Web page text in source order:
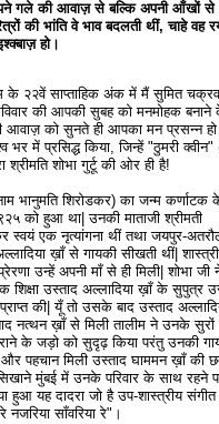
गले की आवाज़ से बल्कि अपनी आँखों से
की भांति वे भाव बदलती थीं, चाहे वह
हो।
के २२वें साप्ताहिक अंक में मैं सुमित
की आपकी सुबह को मनमोहक बनाने
आवाज़ को सुनते ही आपका मन प्रसन्न हो
भर में प्रसिद्ध किया, जिन्हें "ठुमरी
श्रीमति शोभा गुर्टू की ओर ही है!
भानुमति शिरोडकर) का जन्म कर्णाटक
को हुआ था| उनकी माताजी श्रीमती
स्वयं एक नृत्यांगना थीं तथा जयपुर-
ख़ाँ से गायकी सीखती थीं|
उन्हें अपनी माँ से ही मिली| शोभा जी
शिक्षा उस्ताद अल्लादिया ख़ाँ के सुपुत्र
की| यूँ तो उसके बाद उस्ताद
नत्थन ख़ाँ से मिली तालीम ने उनके सुरों
के जड़ो को सुदृढ़ किया परंतु उनकी
पहचान मिली उस्ताद घाममन ख़ाँ की
मुंबई में उनके परिवार के साथ रहने
हुआ यह दादरा जो है उप-शास्त्रीय
नजरिया साँवरिया रे"।